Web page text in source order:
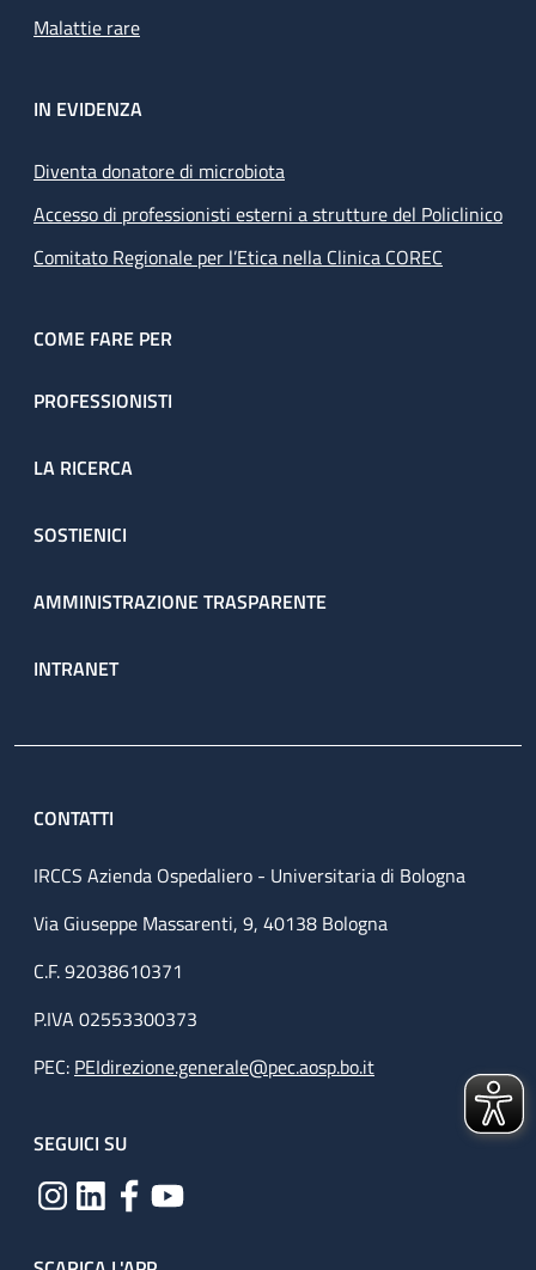
Malattie rare
IN EVIDENZA
Diventa donatore di microbiota
Accesso di professionisti esterni a strutture del Policlinico
Comitato Regionale per l’Etica nella Clinica COREC
COME FARE PER
PROFESSIONISTI
LA RICERCA
SOSTIENICI
AMMINISTRAZIONE TRASPARENTE
INTRANET
CONTATTI
IRCCS Azienda Ospedaliero - Universitaria di Bologna
Via Giuseppe Massarenti, 9, 40138 Bologna
C.F. 92038610371
P.IVA 02553300373
PEC: PEIdirezione.generale@pec.aosp.bo.it
SEGUICI SU